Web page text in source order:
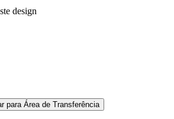
design
para Área de Transferência